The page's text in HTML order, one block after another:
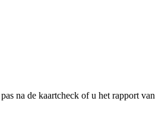
na de kaartcheck of u het rapport van